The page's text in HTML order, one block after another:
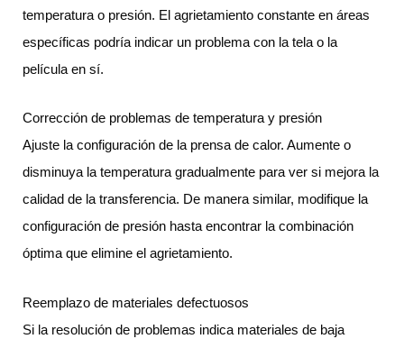
temperatura o presión. El agrietamiento constante en áreas
específicas podría indicar un problema con la tela o la
película en sí.
Corrección de problemas de temperatura y presión
Ajuste la configuración de la prensa de calor. Aumente o
disminuya la temperatura gradualmente para ver si mejora la
calidad de la transferencia. De manera similar, modifique la
configuración de presión hasta encontrar la combinación
óptima que elimine el agrietamiento.
Reemplazo de materiales defectuosos
Si la resolución de problemas indica materiales de baja